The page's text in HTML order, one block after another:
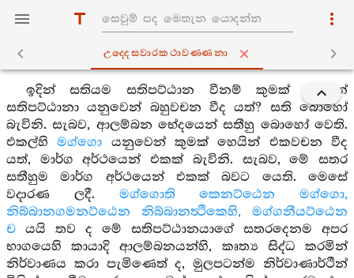
උද‍්දෙසවාරකථාවණ‍්ණනා
ඉදින් සතියම සතිපට්ඨාන වීනම් කුමක් හෙයින්
සතිපට්ඨානා යනුවෙන් බහුවචන වීද යත්? සති බොහෝ
බැවිනි. සැබව, ආලම්බන භේදයෙන් සතීහු බොහෝ වෙති.
එකල්හිමග්ගො යනුවෙන් කුමක් හෙයින් එකවචන වීද
යත්, මාර්ග අර්ථයෙන් එකක් බැවිනි. සැබව, මේ සතර
සතීහුම මාර්ග අර්ථයෙන් එකක් බවට යෙති. මෙසේ
වදාරණ ලදී. මග්ගොති කෙනට්ඨෙන මග්ගො,
නිබ්බානගමනට්ඨෙන නිබ්බානත්‍ථිකෙහි, මග්ගනීයට්ඨෙන
ච යයි තව ද මේ සතිපට්ඨානයාගේ සතරදෙනම අපර
භාගයෙහි කායාදි ආලම්බනයන්හි, කෘත්‍ය සිද්ධ කරමින්
නිර්වාණය කරා පැමිණෙත් ද, මුලපටන්ම නිර්වාණාර්ථීන්